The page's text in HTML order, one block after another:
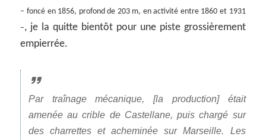
– foncé en 1856, profond de 203 m, en activité entre 1860 et 1931
–, je la quitte bientôt pour une piste grossièrement
empierrée.
Par traînage mécanique, [la production] était
amenée au crible de Castellane, puis chargé sur
des charrettes et acheminée sur Marseille. Les